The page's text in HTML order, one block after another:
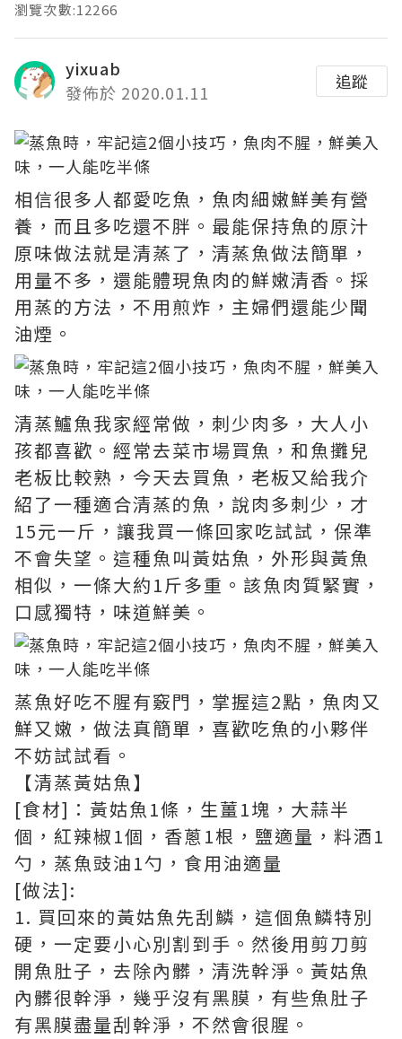
瀏覽次數:12266
yixuab
發佈於 2020.01.11
追蹤
相信很多人都愛吃魚，魚肉細嫩鮮美有營
養，而且多吃還不胖。最能保持魚的原汁
原味做法就是清蒸了，清蒸魚做法簡單，
用量不多，還能體現魚肉的鮮嫩清香。採
用蒸的方法，不用煎炸，主婦們還能少聞
油煙。
清蒸鱸魚我家經常做，刺少肉多，大人小
孩都喜歡。經常去菜市場買魚，和魚攤兒
老板比較熟，今天去買魚，老板又給我介
紹了一種適合清蒸的魚，說肉多刺少，才
15元一斤，讓我買一條回家吃試試，保準
不會失望。這種魚叫黃姑魚，外形與黃魚
相似，一條大約1斤多重。該魚肉質緊實，
口感獨特，味道鮮美。
蒸魚好吃不腥有竅門，掌握這2點，魚肉又
鮮又嫩，做法真簡單，喜歡吃魚的小夥伴
不妨試試看。
【清蒸黃姑魚】
[食材]：黃姑魚1條，生薑1塊，大蒜半
個，紅辣椒1個，香蔥1根，鹽適量，料酒1
勺，蒸魚豉油1勺，食用油適量
[做法]:
1. 買回來的黃姑魚先刮鱗，這個魚鱗特別
硬，一定要小心別割到手。然後用剪刀剪
開魚肚子，去除內髒，清洗幹淨。黃姑魚
內髒很幹淨，幾乎沒有黑膜，有些魚肚子
有黑膜盡量刮幹淨，不然會很腥。